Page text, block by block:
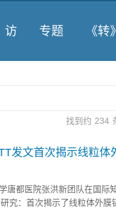
访 专题 《转
找到约 234
发文首次揭示线粒体
其分子机制
唐都医院张洪新团队在国际
究：首次揭示了线粒体外膜